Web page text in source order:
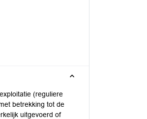
(reguliere
betrekking tot de
uitgevoerd of